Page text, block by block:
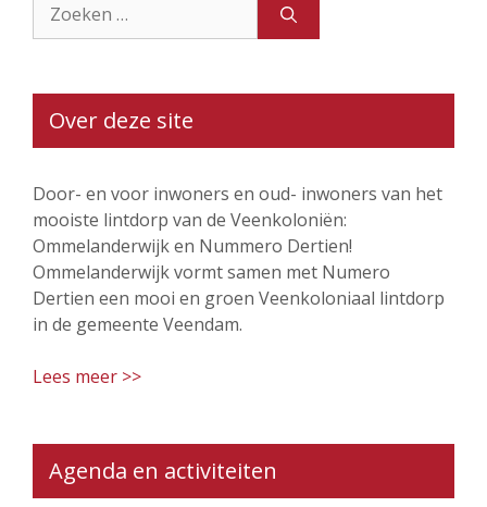
naar:
Over deze site
Door- en voor inwoners en oud- inwoners van het
mooiste lintdorp van de Veenkoloniën:
Ommelanderwijk en Nummero Dertien!
Ommelanderwijk vormt samen met Numero
Dertien een mooi en groen Veenkoloniaal lintdorp
in de gemeente Veendam.
Lees meer >>
Agenda en activiteiten